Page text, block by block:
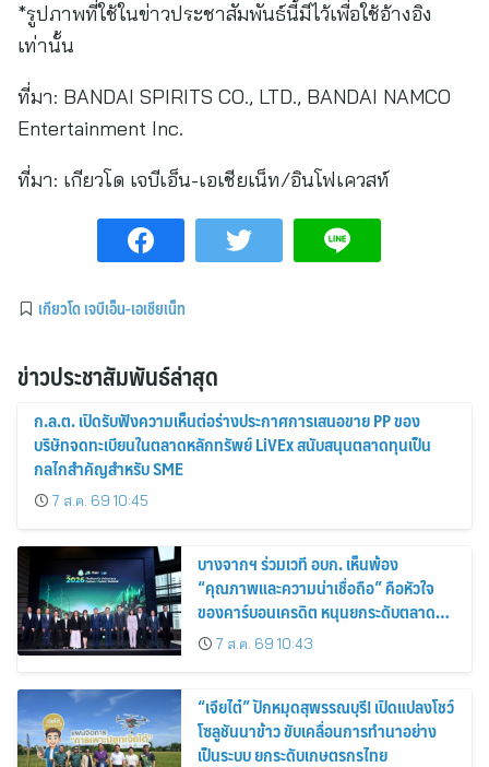
*รูปภาพที่ใช้ในข่าวประชาสัมพันธ์นี้มีไว้เพื่อใช้อ้างอิง
เท่านั้น
ที่มา: BANDAI SPIRITS CO., LTD., BANDAI NAMCO
Entertainment Inc.
ที่มา: เกียวโด เจบีเอ็น-เอเชียเน็ท/อินโฟเควสท์
เกียวโด เจบีเอ็น-เอเชียเน็ท
ข่าวประชาสัมพันธ์ล่าสุด
ก.ล.ต. เปิดรับฟังความเห็นต่อร่างประกาศการเสนอขาย PP ของ
บริษัทจดทะเบียนในตลาดหลักทรัพย์ LiVEx สนับสนุนตลาดทุนเป็น
กลไกสำคัญสำหรับ SME
7 ส.ค. 69 10:45
บางจากฯ ร่วมเวที อบก. เห็นพ้อง
“คุณภาพและความน่าเชื่อถือ” คือหัวใจ
ของคาร์บอนเครดิต หนุนยกระดับตลาด
คาร์บอนไทย เชื่อมโยงอาเซียน เปิดโอกาสสู่
ตลาดสากล
7 ส.ค. 69 10:43
“เจียไต๋” ปักหมุดสุพรรณบุรี! เปิดแปลงโชว์
โซลูชันนาข้าว ขับเคลื่อนการทำนาอย่าง
เป็นระบบ ยกระดับเกษตรกรไทย